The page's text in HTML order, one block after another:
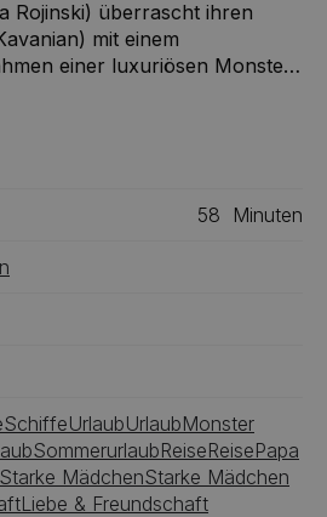
Rojinski) überrascht ihren
mit einem
einer luxuriösen Monster-
Wohlbefinden der Gäste
58 Minuten
SchiffeUrlaubUrlaubMonster
SommerurlaubReiseReisePapa
Starke MädchenStarke Mädchen
Liebe & Freundschaft